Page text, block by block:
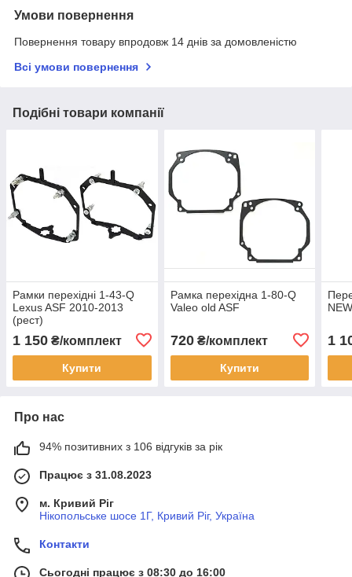
Умови повернення
Повернення товару впродовж 14 днів за домовленістю
Всі умови повернення
Подібні товари компанії
Рамки перехідні 1-43-Q
Lexus ASF 2010-2013
(рест)
1 150 ₴/комплект
Купити
Рамка перехідна 1-80-Q
Valeo old ASF
720₴/комплект
Купити
1
Про нас
94% позитивних з 106 відгуків за рік
Працює з 31.08.2023
м. Кривий Ріг
Нікопольське шосе 1Г, Кривий Ріг, Україна
Контакти
Сьогодні працює з 08:30 до 16:00